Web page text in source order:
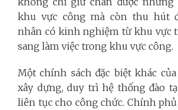
khu vực công mà còn thu hút
nhân có kinh nghiệm từ khu vực
sang làm việc trong khu vực công.
Một chính sách đặc biệt khác
xây dựng, duy trì hệ thống đào
liên tục cho công chức. Chính